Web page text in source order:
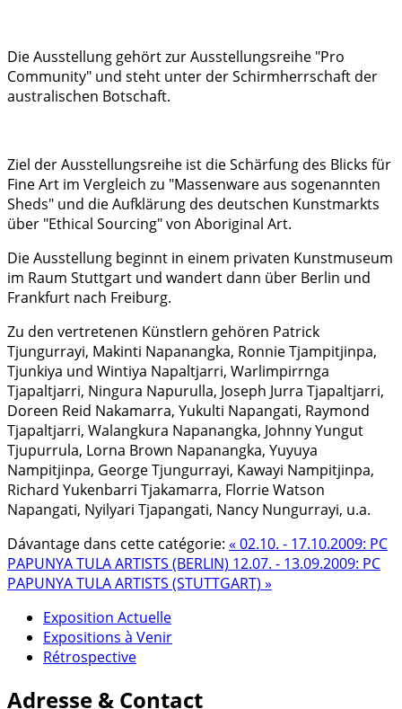
Die Ausstellung gehört zur Ausstellungsreihe "Pro
Community" und steht unter der Schirmherrschaft der
australischen Botschaft.
Ziel der Ausstellungsreihe ist die Schärfung des Blicks für
Fine Art im Vergleich zu "Massenware aus sogenannten
Sheds" und die Aufklärung des deutschen Kunstmarkts
über "Ethical Sourcing" von Aboriginal Art.
Die Ausstellung beginnt in einem privaten Kunstmuseum
im Raum Stuttgart und wandert dann über Berlin und
Frankfurt nach Freiburg.
Zu den vertretenen Künstlern gehören Patrick
Tjungurrayi, Makinti Napanangka, Ronnie Tjampitjinpa,
Tjunkiya und Wintiya Napaltjarri, Warlimpirrnga
Tjapaltjarri, Ningura Napurulla, Joseph Jurra Tjapaltjarri,
Doreen Reid Nakamarra, Yukulti Napangati, Raymond
Tjapaltjarri, Walangkura Napanangka, Johnny Yungut
Tjupurrula, Lorna Brown Napanangka, Yuyuya
Nampitjinpa, George Tjungurrayi, Kawayi Nampitjinpa,
Richard Yukenbarri Tjakamarra, Florrie Watson
Napangati, Nyilyari Tjapangati, Nancy Nungurrayi, u.a.
Dávantage dans cette catégorie: « 02.10. - 17.10.2009: PC
PAPUNYA TULA ARTISTS (BERLIN) 12.07. - 13.09.2009: PC
PAPUNYA TULA ARTISTS (STUTTGART) »
Exposition Actuelle
Expositions à Venir
Rétrospective
Adresse & Contact